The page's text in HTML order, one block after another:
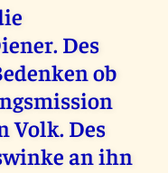
Des
ob
Volk. Des
an ihn